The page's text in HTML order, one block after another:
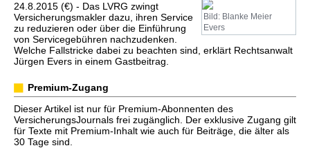
Bild: Blanke Meier
Evers
24.8.2015 (€) - Das LVRG zwingt
Versicherungsmakler dazu, ihren Service
zu reduzieren oder über die Einführung
von Servicegebühren nachzudenken.
Welche Fallstricke dabei zu beachten sind, erklärt Rechtsanwalt
Jürgen Evers in einem Gastbeitrag.
Premium-Zugang
Dieser Artikel ist nur für Premium-Abonnenten des
VersicherungsJournals frei zugänglich. Der exklusive Zugang gilt
für Texte mit Premium-Inhalt wie auch für Beiträge, die älter als
30 Tage sind.